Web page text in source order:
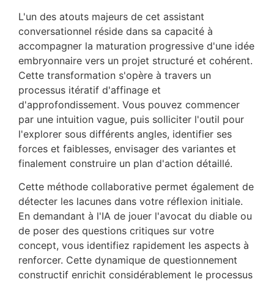
L'un des atouts majeurs de cet assistant
conversationnel réside dans sa capacité à
accompagner la maturation progressive d'une idée
embryonnaire vers un projet structuré et cohérent.
Cette transformation s'opère à travers un
processus itératif d'affinage et
d'approfondissement. Vous pouvez commencer
par une intuition vague, puis solliciter l'outil pour
l'explorer sous différents angles, identifier ses
forces et faiblesses, envisager des variantes et
finalement construire un plan d'action détaillé.
Cette méthode collaborative permet également de
détecter les lacunes dans votre réflexion initiale.
En demandant à l'IA de jouer l'avocat du diable ou
de poser des questions critiques sur votre
concept, vous identifiez rapidement les aspects à
renforcer. Cette dynamique de questionnement
constructif enrichit considérablement le processus